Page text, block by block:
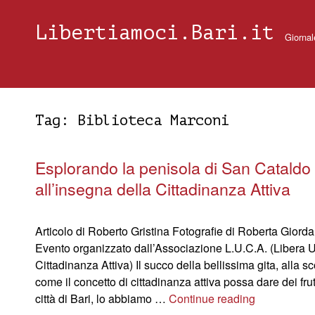
Libertiamoci.Bari.it
Tag: Biblioteca Marconi
Esplorando la penisola di San Cataldo
all’insegna della Cittadinanza Attiva
Articolo di Roberto Gristina Fotografie di Roberta
Evento organizzato dall’Associazione L.U.C.A. (Libera
Cittadinanza Attiva) Il succo della bellissima gita, alla
come il concetto di cittadinanza attiva possa dare dei
città di Bari, lo abbiamo … Continue reading